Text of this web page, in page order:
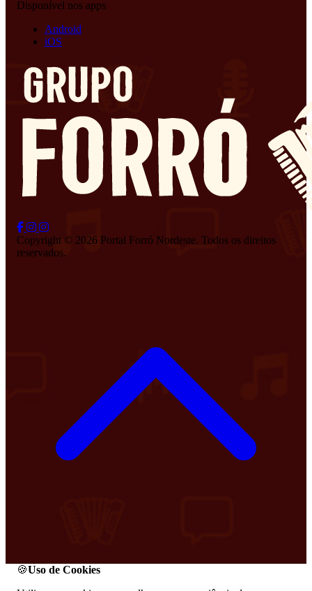
Disponível nos apps
Android
iOS
Copyright © 2026 Portal Forró Nordeste. Todos os direitos
reservados.
🍪Uso de Cookies